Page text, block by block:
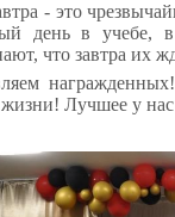
- это
день в учебе, в
что завтра их
жизни! Лучшее у